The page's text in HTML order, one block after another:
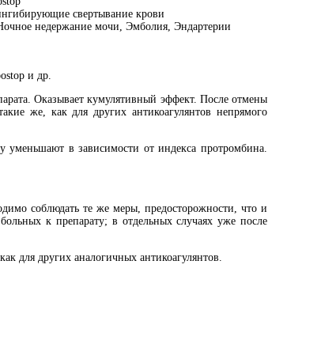
свертывание крови
недержание мочи, Эмболия, Эндартерии
и др.
Оказывает кумулятивный эффект. После отмены
же, как для других антикоагулянтов непрямого
в зависимости от индекса протромбина.
соблюдать те же меры, предосторожности, что и
к препарату; в отдельных случаях уже после
для других аналогичных антикоагулянтов.